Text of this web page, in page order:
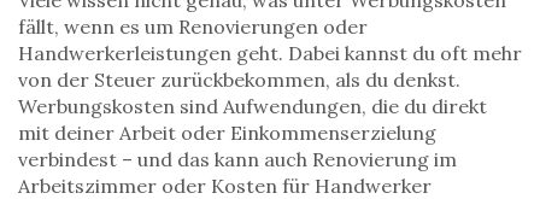
fällt, wenn es um Renovierungen oder
Handwerkerleistungen geht. Dabei kannst du oft mehr
von der Steuer zurückbekommen, als du denkst.
Werbungskosten sind Aufwendungen, die du direkt
mit deiner Arbeit oder Einkommenserzielung
verbindest – und das kann auch Renovierung im
Arbeitszimmer oder Kosten für Handwerker